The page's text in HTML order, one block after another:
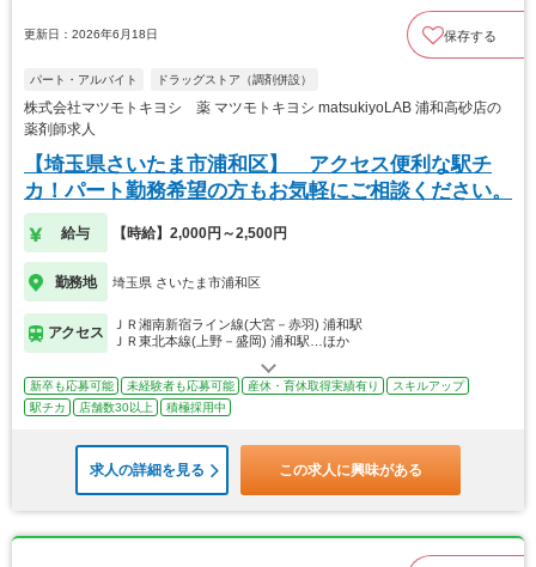
更新日：2026年6月18日 保存する
パート・アルバイト ドラッグストア（調剤併設）
株式会社マツモトキヨシ 薬 マツモトキヨシ matsukiyoLAB 浦和高砂店の
薬剤師求人
【埼玉県さいたま市浦和区】 アクセス便利な駅チ
カ！パート勤務希望の方もお気軽にご相談ください。
給与 【時給】2,000円～2,500円
勤務地 埼玉県 さいたま市浦和区
アクセス
ＪＲ湘南新宿ライン線(大宮－赤羽) 浦和駅
ＪＲ東北本線(上野－盛岡) 浦和駅…ほか
新卒も応募可能 未経験者も応募可能 産休・育休取得実績有り
スキルアップ
駅チカ
店舗数30以上 積極採用中
求人の詳細を見る この求人に興味がある